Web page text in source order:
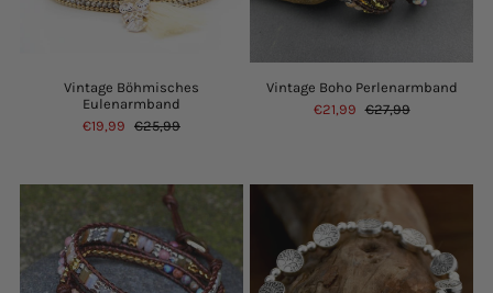
Vintage Böhmisches
Eulenarmband
€19,99 €25,99
Vintage Boho Perlenarmband
€21,99 €27,99